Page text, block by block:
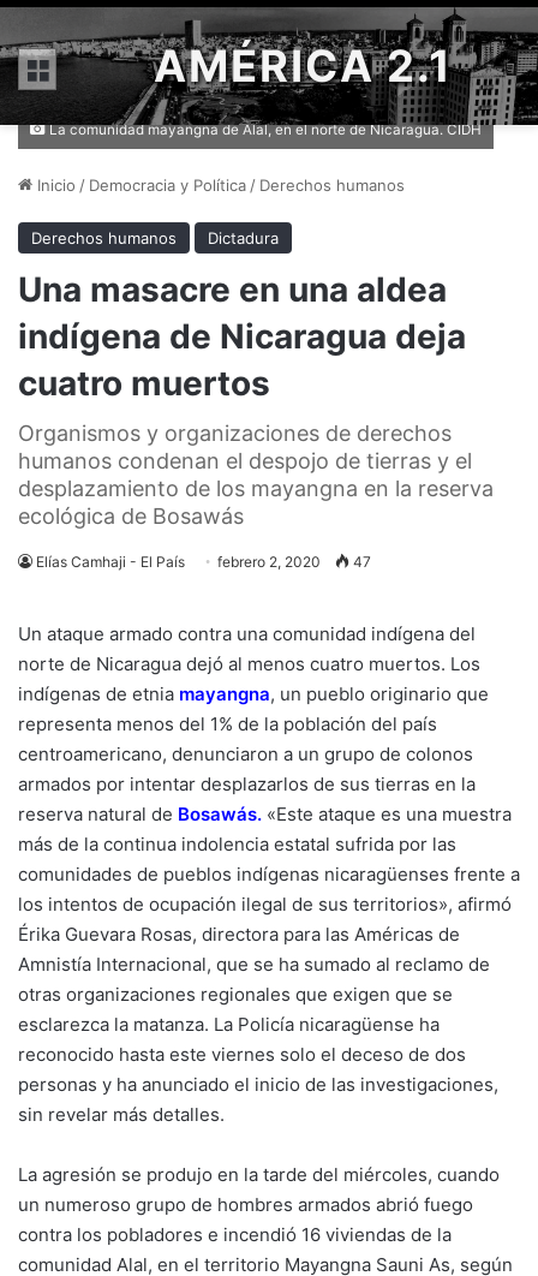
Menú AMÉRICA 2.1
La comunidad mayangna de Alal, en el norte de Nicaragua. CIDH
Inicio / Democracia y Política / Derechos humanos
Derechos humanos Dictadura
Una masacre en una aldea
indígena de Nicaragua deja
cuatro muertos
Organismos y organizaciones de derechos
humanos condenan el despojo de tierras y el
desplazamiento de los mayangna en la reserva
ecológica de Bosawás
Elías Camhaji - El País febrero 2, 2020 47
Un ataque armado contra una comunidad indígena del
norte de Nicaragua dejó al menos cuatro muertos. Los
indígenas de etnia mayangna, un pueblo originario que
representa menos del 1% de la población del país
centroamericano, denunciaron a un grupo de colonos
armados por intentar desplazarlos de sus tierras en la
reserva natural de Bosawás. «Este ataque es una muestra
más de la continua indolencia estatal sufrida por las
comunidades de pueblos indígenas nicaragüenses frente a
los intentos de ocupación ilegal de sus territorios», afirmó
Érika Guevara Rosas, directora para las Américas de
Amnistía Internacional, que se ha sumado al reclamo de
otras organizaciones regionales que exigen que se
esclarezca la matanza. La Policía nicaragüense ha
reconocido hasta este viernes solo el deceso de dos
personas y ha anunciado el inicio de las investigaciones,
sin revelar más detalles.
La agresión se produjo en la tarde del miércoles, cuando
un numeroso grupo de hombres armados abrió fuego
contra los pobladores e incendió 16 viviendas de la
comunidad Alal, en el territorio Mayangna Sauni As, según